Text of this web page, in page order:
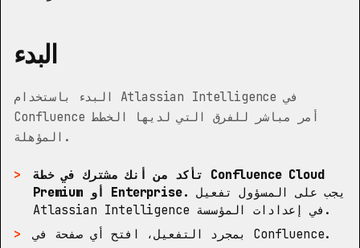
البدء
البدء باستخدام Atlassian Intelligence في
Confluence أمر مباشر للفرق التي لديها الخطط
المؤهلة.
تأكد من أنك مشترك في خطة Confluence Cloud
Premium أو Enterprise. يجب على المسؤول تفعيل
Atlassian Intelligence في إعدادات المؤسسة.
بمجرد التفعيل، افتح أي صفحة في Confluence.